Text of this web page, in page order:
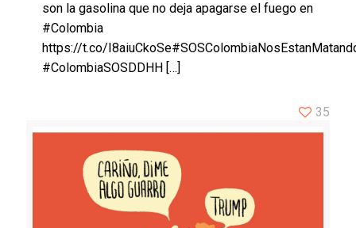
son la gasolina que no deja apagarse el fuego en
#Colombia
https://t.co/
#ColombiaSOSDDHH […]
35